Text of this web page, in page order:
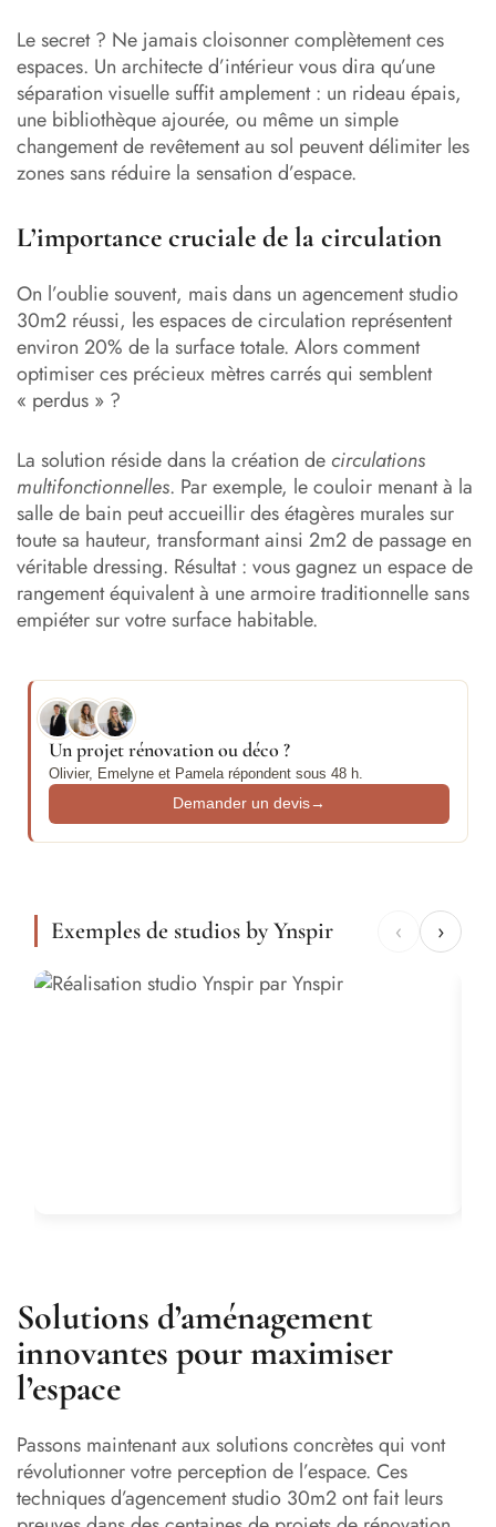
Le secret ? Ne jamais cloisonner complètement ces
espaces. Un architecte d’intérieur vous dira qu’une
séparation visuelle suffit amplement : un rideau épais,
une bibliothèque ajourée, ou même un simple
changement de revêtement au sol peuvent délimiter les
zones sans réduire la sensation d’espace.
L’importance cruciale de la circulation
On l’oublie souvent, mais dans un agencement studio
30m2 réussi, les espaces de circulation représentent
environ 20% de la surface totale. Alors comment
optimiser ces précieux mètres carrés qui semblent
« perdus » ?
La solution réside dans la création decirculations
multifonctionnelles. Par exemple, le couloir menant à la
salle de bain peut accueillir des étagères murales sur
toute sa hauteur, transformant ainsi 2m2 de passage en
véritable dressing. Résultat : vous gagnez un espace de
rangement équivalent à une armoire traditionnelle sans
empiéter sur votre surface habitable.
Un projet rénovation ou déco ?
Olivier, Emelyne et Pamela répondent sous 48 h.
Demander un devis→
Exemples de studios by Ynspir ‹ ›
Solutions d’aménagement
innovantes pour maximiser
l’espace
Passons maintenant aux solutions concrètes qui vont
révolutionner votre perception de l’espace. Ces
techniques d’agencement studio 30m2 ont fait leurs